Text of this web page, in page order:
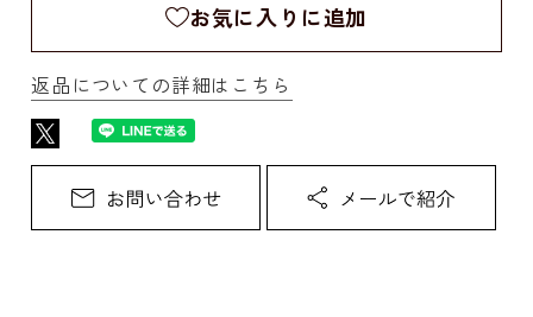
お気に入りに追加
返品についての詳細はこちら